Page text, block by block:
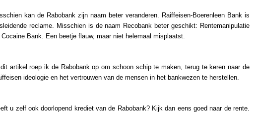
kan de Rabobank zijn naam beter veranderen. Raiffeisen-Boerenleen Bank is
reclame. Misschien is de naam Recobank beter geschikt: Rentemanipulatie
Cocaine Bank. Een beetje flauw, maar niet helemaal misplaatst.
dit artikel roep ik de Rabobank op om schoon schip te maken, terug te keren naar de
ideologie en het vertrouwen van de mensen in het bankwezen te herstellen.
u zelf ook doorlopend krediet van de Rabobank? Kijk dan eens goed naar de rente.